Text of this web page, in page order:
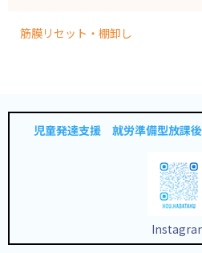
筋膜リセット・棚卸し
児童発達支援 就労準備型放課